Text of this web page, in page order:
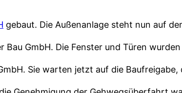
gebaut. Die Außenanlage steht nun auf
GmbH. Die Fenster und Türen
Sie warten jetzt auf die